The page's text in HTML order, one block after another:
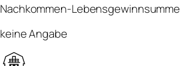
Nachkommen-Lebensgewinnsumme
keine Angabe